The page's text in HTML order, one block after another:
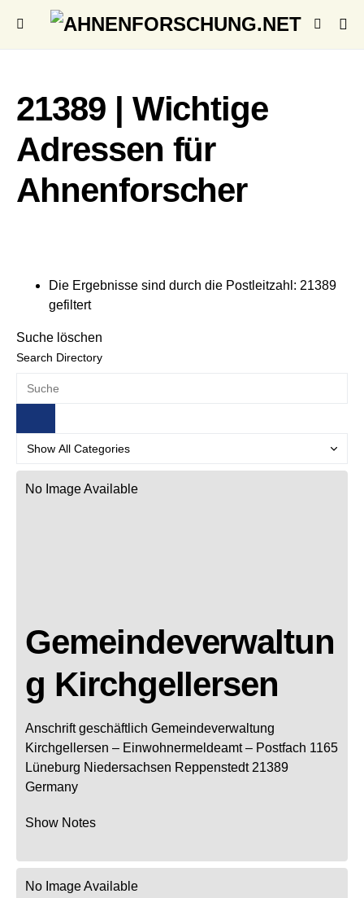
21389 | Wichtige
Adressen für
Ahnenforscher
Die Ergebnisse sind durch die Postleitzahl: 21389
gefiltert
Suche löschen
Search Directory
No Image Available
Gemeindeverwaltun
g Kirchgellersen
Anschrift geschäftlich Gemeindeverwaltung
Kirchgellersen – Einwohnermeldeamt – Postfach 1165
Lüneburg Niedersachsen Reppenstedt 21389
Germany
Show Notes
No Image Available